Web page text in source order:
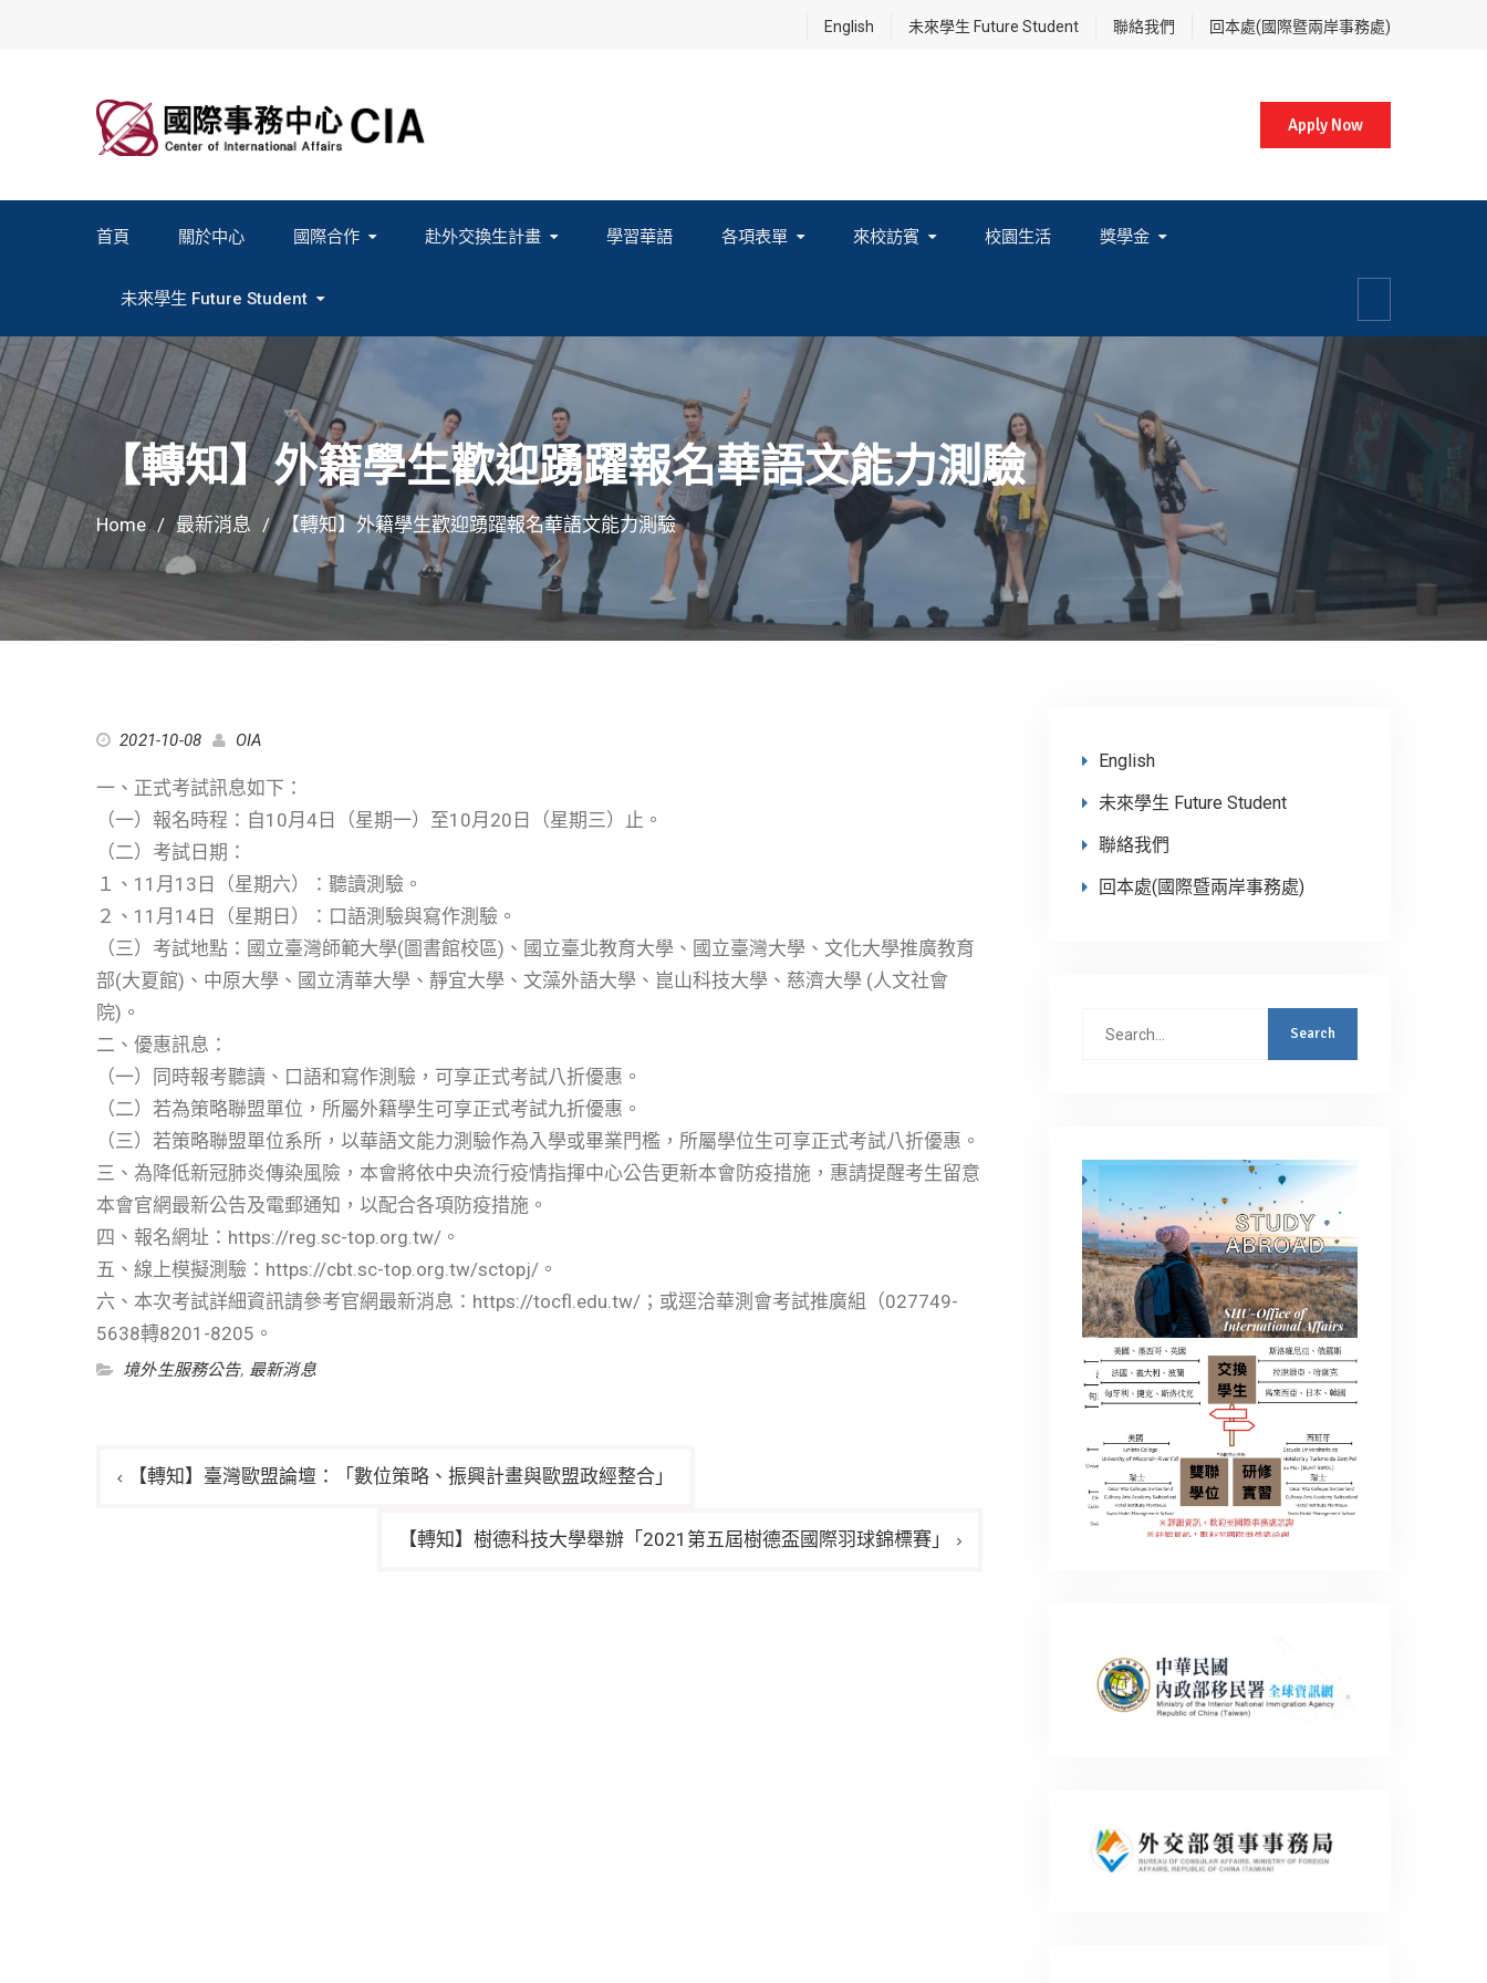
English 未來學生 Future Student 聯絡我們 回本處(國際暨兩岸事務處)
Apply Now
首頁 關於中心 國際合作 赴外交換生計畫 學習華語 各項表單 來校訪賓 校園生活 獎學金
未來學生 Future Student
【轉知】外籍學生歡迎踴躍報名華語文能力測驗
Home 最新消息 【轉知】外籍學生歡迎踴躍報名華語文能力測驗
2021-10-08 OIA
一、正式考試訊息如下：
（一）報名時程：自10月4日（星期一）至10月20日（星期三）止。
（二）考試日期：
１、11月13日（星期六）：聽讀測驗。
２、11月14日（星期日）：口語測驗與寫作測驗。
（三）考試地點：國立臺灣師範大學(圖書館校區)、國立臺北教育大學、國立臺灣大學、文化大學推廣教育
部(大夏館)、中原大學、國立清華大學、靜宜大學、文藻外語大學、崑山科技大學、慈濟大學 (人文社會
院)。
二、優惠訊息：
（一）同時報考聽讀、口語和寫作測驗，可享正式考試八折優惠。
（二）若為策略聯盟單位，所屬外籍學生可享正式考試九折優惠。
（三）若策略聯盟單位系所，以華語文能力測驗作為入學或畢業門檻，所屬學位生可享正式考試八折優惠。
三、為降低新冠肺炎傳染風險，本會將依中央流行疫情指揮中心公告更新本會防疫措施，惠請提醒考生留意
本會官網最新公告及電郵通知，以配合各項防疫措施。
四、報名網址：https://reg.sc-top.org.tw/。
五、線上模擬測驗：https://cbt.sc-top.org.tw/sctopj/。
六、本次考試詳細資訊請參考官網最新消息：https://tocfl.edu.tw/；或逕洽華測會考試推廣組（027749-
5638轉8201-8205。
境外生服務公告,最新消息
【轉知】臺灣歐盟論壇：「數位策略、振興計畫與歐盟政經整合」
【轉知】樹德科技大學舉辦「2021第五屆樹德盃國際羽球錦標賽」
English
未來學生 Future Student
聯絡我們
回本處(國際暨兩岸事務處)
Search